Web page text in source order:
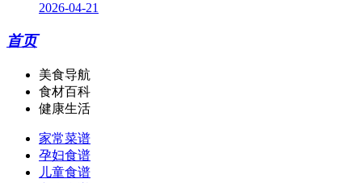
2026-04-21
首页
美食导航
食材百科
健康生活
家常菜谱
孕妇食谱
儿童食谱